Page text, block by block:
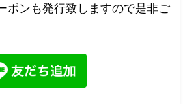
ポンも発行致しますので是非ご